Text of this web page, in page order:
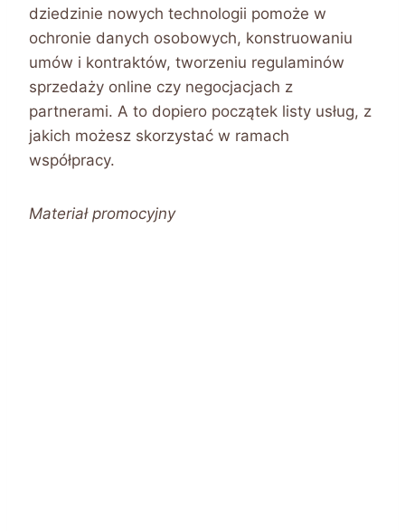
dziedzinie nowych technologii pomoże w
ochronie danych osobowych, konstruowaniu
umów i kontraktów, tworzeniu regulaminów
sprzedaży online czy negocjacjach z
partnerami. A to dopiero początek listy usług, z
jakich możesz skorzystać w ramach
współpracy.
Materiał promocyjny